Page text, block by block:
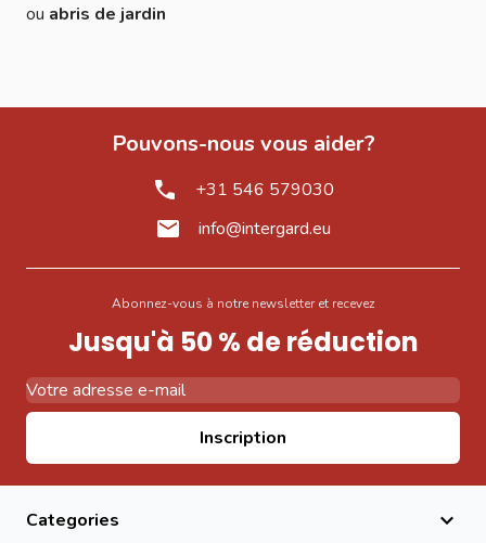
ou abris de jardin
Pouvons-nous vous aider?
+31 546 579030
info@intergard.eu
Abonnez-vous à notre newsletter et recevez
Jusqu'à 50 % de réduction
Inscription
Categories